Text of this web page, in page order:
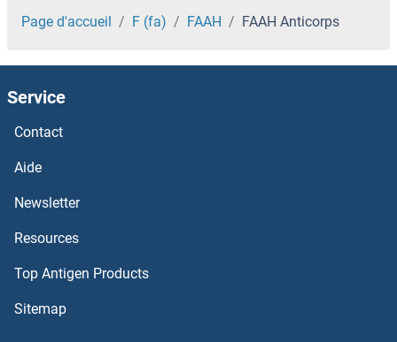
F-Box Protein 5 Anticorps
F-Box Protein 36 Anticorps
F-Box Protein 31 Anticorps
F-Box Protein 11 Anticorps
F-Box and Leucine-Rich Repeat Protein 19 Anticorps
F-Box and Leucine-Rich Repeat Protein 17 Anticorps
Page d'accueil F (fa) FAAH FAAH Anticorps
Service
Contact
Aide
Newsletter
Resources
Top Antigen Products
Sitemap